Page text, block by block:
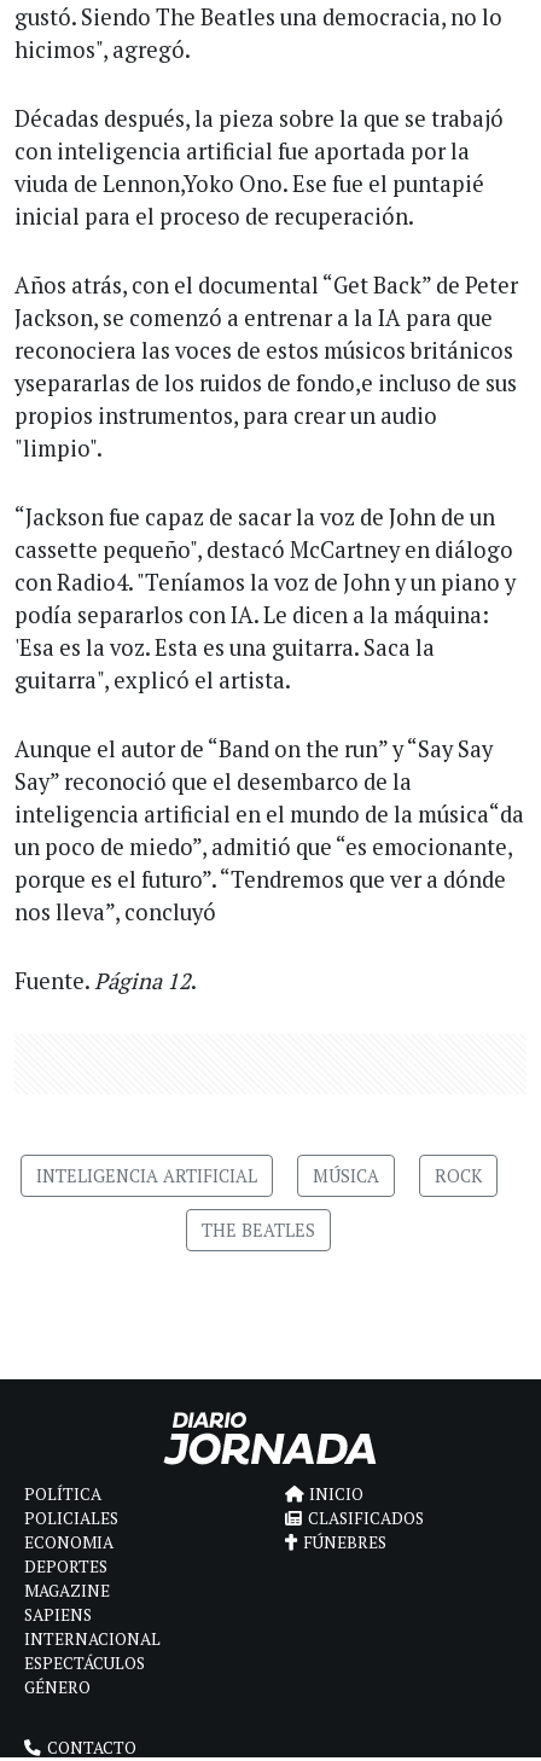
gustó. Siendo The Beatles una democracia, no lo
hicimos", agregó.
Décadas después, la pieza sobre la que se trabajó
con inteligencia artificial fue aportada por la
viuda de Lennon,Yoko Ono. Ese fue el puntapié
inicial para el proceso de recuperación.
Años atrás, con el documental “Get Back” de Peter
Jackson, se comenzó a entrenar a la IA para que
reconociera las voces de estos músicos británicos
ysepararlas de los ruidos de fondo,e incluso de sus
propios instrumentos, para crear un audio
"limpio".
“Jackson fue capaz de sacar la voz de John de un
cassette pequeño", destacó McCartney en diálogo
con Radio4. "Teníamos la voz de John y un piano y
podía separarlos con IA. Le dicen a la máquina:
'Esa es la voz. Esta es una guitarra. Saca la
guitarra", explicó el artista.
Aunque el autor de “Band on the run” y “Say Say
Say” reconoció que el desembarco de la
inteligencia artificial en el mundo de la música“da
un poco de miedo”, admitió que “es emocionante,
porque es el futuro”. “Tendremos que ver a dónde
nos lleva”, concluyó
Fuente. Página 12.
INTELIGENCIA ARTIFICIAL MÚSICA ROCK
THE BEATLES
POLÍTICA
POLICIALES
ECONOMIA
DEPORTES
MAGAZINE
SAPIENS
INTERNACIONAL
ESPECTÁCULOS
GÉNERO
INICIO
CLASIFICADOS
FÚNEBRES
CONTACTO